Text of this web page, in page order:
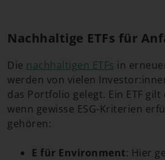
Nachhaltige ETFs für
Die nachhaltigen ETFs in
werden von vielen
das Portfolio gelegt. Ein ETF
wenn gewisse ESG-Kriterien
gehören:
E für Environment: Hier